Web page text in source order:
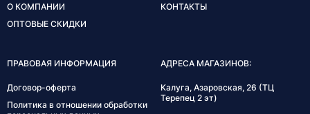
О КОМПАНИИ
ОПТОВЫЕ СКИДКИ
КОНТАКТЫ
ПРАВОВАЯ ИНФОРМАЦИЯ
Договор-оферта
Политика в отношении обработки
АДРЕСА МАГАЗИНОВ:
Калуга, Азаровская, 26 (ТЦ
Терепец 2 эт)